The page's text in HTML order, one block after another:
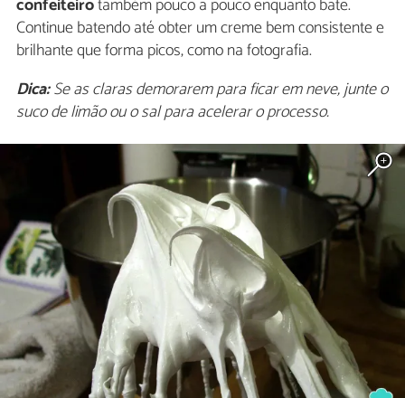
Continue batendo até obter um creme bem consistente e
brilhante que forma picos, como na fotografia.
Dica:Se as claras demorarem para ficar em neve, junte o
suco de limão ou o sal para acelerar o processo.